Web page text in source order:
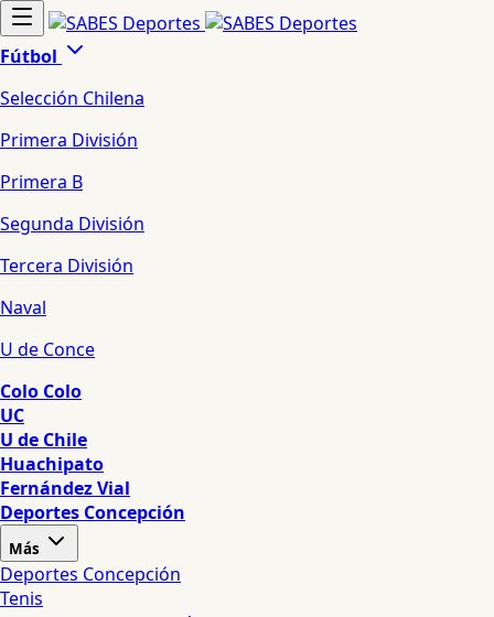
Fútbol
Selección Chilena
Primera División
Primera B
Segunda División
Tercera División
Naval
U de Conce
Colo Colo
UC
U de Chile
Huachipato
Fernández Vial
Deportes Concepción
Más
Deportes Concepción
Tenis